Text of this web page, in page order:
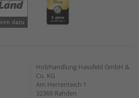
Holzhandlung Hassfeld GmbH &
Co. KG
Am Herrenteich 1
32369 Rahden